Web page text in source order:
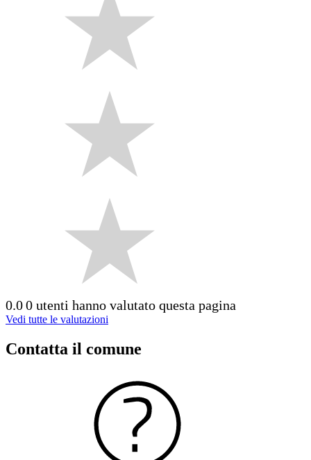
0.00 utenti hanno valutato questa pagina
Vedi tutte le valutazioni
Contatta il comune